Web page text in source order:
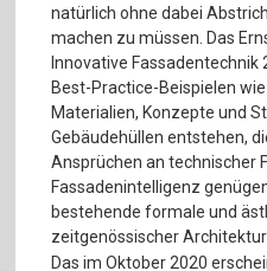
natürlich ohne dabei
machen zu müssen. Das
Innovative
Best-Practice-Beispielen
Materialien, Konzepte und
Gebäudehüllen entstehen,
Ansprüchen an technischer
Fassadenintelligenz
bestehende formale und
zeitgenössischer
Das im Oktober 2020